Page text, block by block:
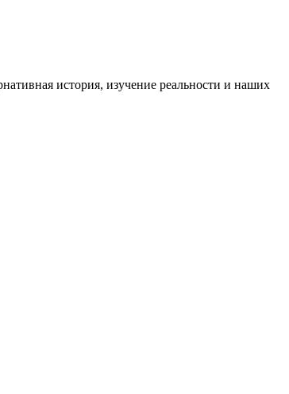
история, изучение реальности и наших